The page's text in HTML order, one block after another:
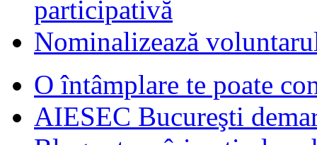
participativă
Nominalizează
O întâmplare te poate
AIESEC Bucureşti